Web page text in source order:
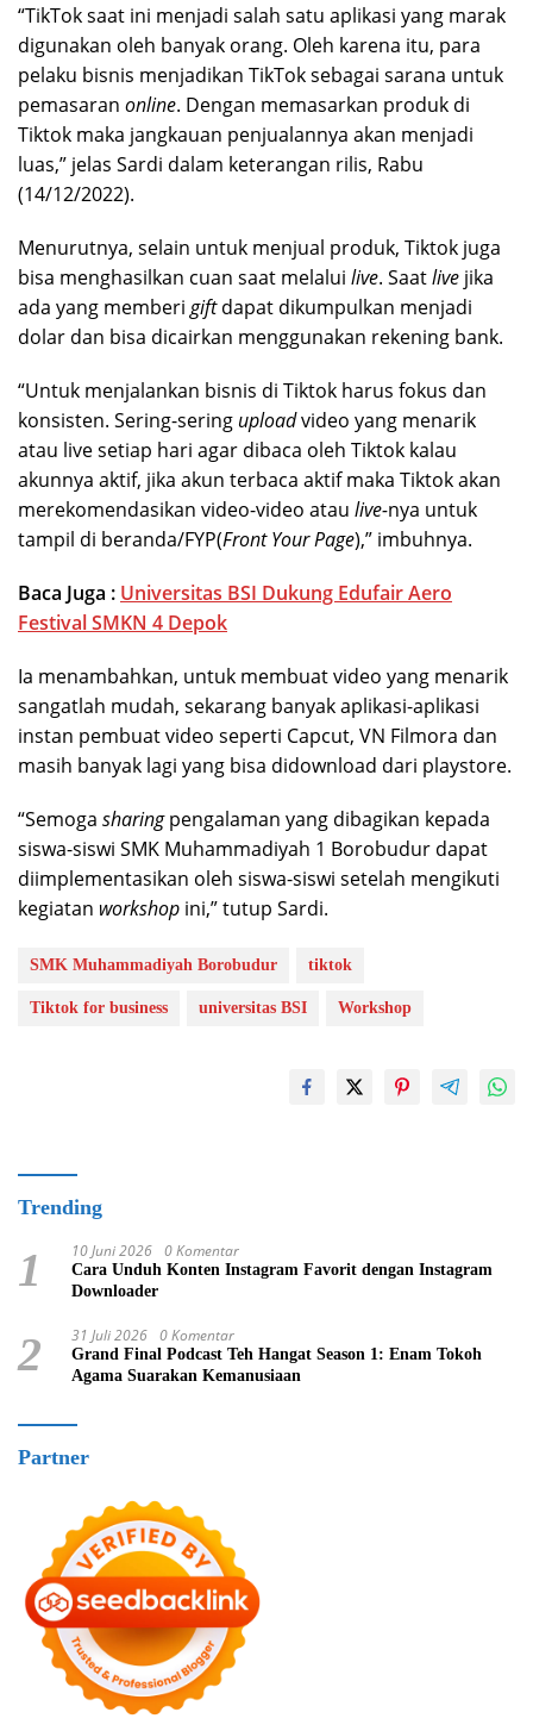
“TikTok saat ini menjadi salah satu aplikasi yang marak
digunakan oleh banyak orang. Oleh karena itu, para
pelaku bisnis menjadikan TikTok sebagai sarana untuk
pemasaran online. Dengan memasarkan produk di
Tiktok maka jangkauan penjualannya akan menjadi
luas,” jelas Sardi dalam keterangan rilis, Rabu
(14/12/2022).
Menurutnya, selain untuk menjual produk, Tiktok juga
bisa menghasilkan cuan saat melalui live. Saatlive jika
ada yang memberi giftdapat dikumpulkan menjadi
dolar dan bisa dicairkan menggunakan rekening bank.
“Untuk menjalankan bisnis di Tiktok harus fokus dan
konsisten. Sering-sering uploadvideo yang menarik
atau live setiap hari agar dibaca oleh Tiktok kalau
akunnya aktif, jika akun terbaca aktif maka Tiktok akan
merekomendasikan video-video atau live-nya untuk
tampil di beranda/FYP(Front Your Page),” imbuhnya.
Baca Juga : Universitas BSI Dukung Edufair Aero
Festival SMKN 4 Depok
Ia menambahkan, untuk membuat video yang menarik
sangatlah mudah, sekarang banyak aplikasi-aplikasi
instan pembuat video seperti Capcut, VN Filmora dan
masih banyak lagi yang bisa didownload dari playstore.
“Semoga sharingpengalaman yang dibagikan kepada
siswa-siswi SMK Muhammadiyah 1 Borobudur dapat
diimplementasikan oleh siswa-siswi setelah mengikuti
kegiatan workshop ini,” tutup Sardi.
SMK Muhammadiyah Borobudur tiktok
Tiktok for business universitas BSI Workshop
Trending
1 10 Juni 2026 0 Komentar
Cara Unduh Konten Instagram Favorit dengan Instagram
Downloader
2 31 Juli 2026 0 Komentar
Grand Final Podcast Teh Hangat Season 1: Enam Tokoh
Agama Suarakan Kemanusiaan
Partner